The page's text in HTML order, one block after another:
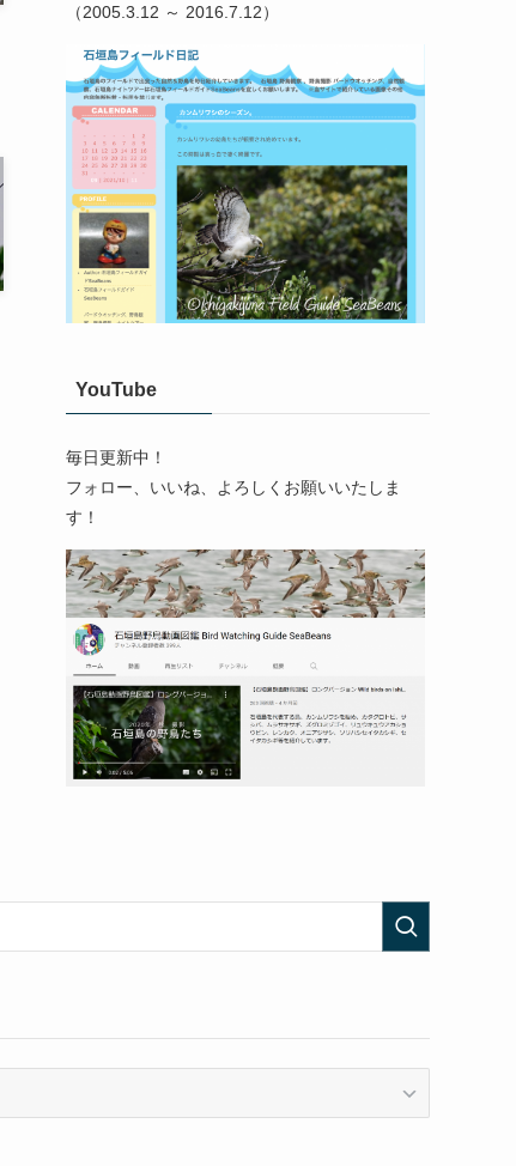
（2005.3.12 ～ 2016.7.12）
YouTube
毎日更新中！
フォロー、いいね、よろしくお願いいたしま
す！